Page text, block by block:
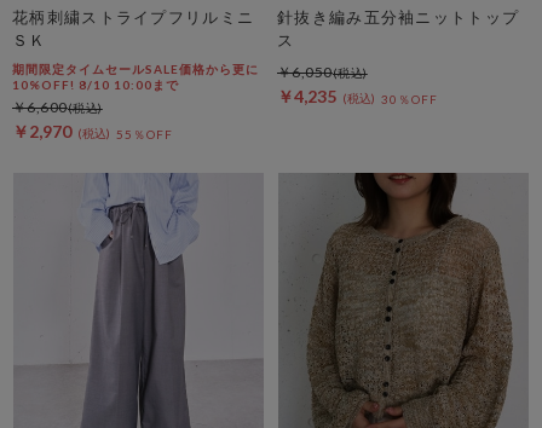
花柄刺繍ストライプフリルミニ
ＳＫ
期間限定タイムセールSALE価格から更に
10%OFF! 8/10 10:00まで
￥2,970 55％OFF
￥6,600
針抜き編み五分袖ニットトップ
ス
￥4,235 30％OFF
￥6,050